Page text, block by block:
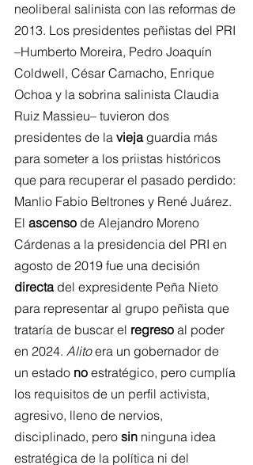
neoliberal salinista con las reformas de
2013. Los presidentes peñistas del PRI
–Humberto Moreira, Pedro Joaquín
Coldwell, César Camacho, Enrique
Ochoa y la sobrina salinista Claudia
Ruiz Massieu– tuvieron dos
presidentes de la vieja guardia más
para someter a los priistas históricos
que para recuperar el pasado perdido:
Manlio Fabio Beltrones y René Juárez.
El ascenso de Alejandro Moreno
Cárdenas a la presidencia del PRI en
agosto de 2019 fue una decisión
directa del expresidente Peña Nieto
para representar al grupo peñista que
trataría de buscar el regreso al poder
en 2024. Alito era un gobernador de
un estado no estratégico, pero cumplía
los requisitos de un perfil activista,
agresivo, lleno de nervios,
disciplinado, pero sin ninguna idea
estratégica de la política ni del